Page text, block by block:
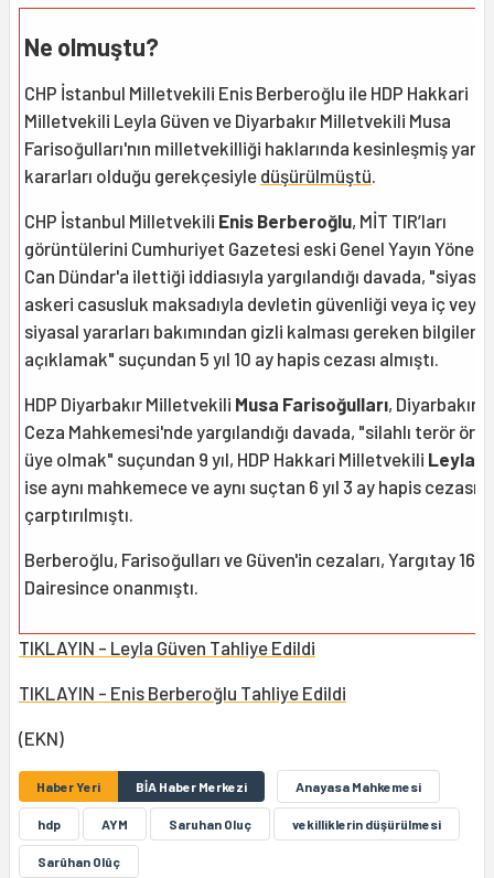
Ne olmuştu?
CHP İstanbul Milletvekili Enis Berberoğlu ile HDP Hakkari
Milletvekili Leyla Güven ve Diyarbakır Milletvekili Musa
Farisoğulları'nın milletvekilliği haklarında kesinleşmiş yargı
kararları olduğu gerekçesiyle düşürülmüştü.
CHP İstanbul Milletvekili Enis Berberoğlu, MİT TIR’ları
görüntülerini Cumhuriyet Gazetesi eski Genel Yayın
Can Dündar'a ilettiği iddiasıyla yargılandığı davada, "siyasi
askeri casusluk maksadıyla devletin güvenliği veya iç veya
siyasal yararları bakımından gizli kalması gereken bilgilerini
açıklamak" suçundan 5 yıl 10 ay hapis cezası almıştı.
HDP Diyarbakır Milletvekili Musa Farisoğulları, Diyarbakır
Ceza Mahkemesi'nde yargılandığı davada, "silahlı terör
üye olmak" suçundan 9 yıl, HDP Hakkari Milletvekili Leyla
ise aynı mahkemece ve aynı suçtan 6 yıl 3 ay hapis
çarptırılmıştı.
Berberoğlu, Farisoğulları ve Güven'in cezaları, Yargıtay 16.
Dairesince onanmıştı.
TIKLAYIN - Leyla Güven Tahliye Edildi
TIKLAYIN - Enis Berberoğlu Tahliye Edildi
(EKN)
Haber Yeri BİA Haber Merkezi Anayasa Mahkemesi
hdp AYM Saruhan Oluç vekilliklerin düşürülmesi
Sarûhan Olûç